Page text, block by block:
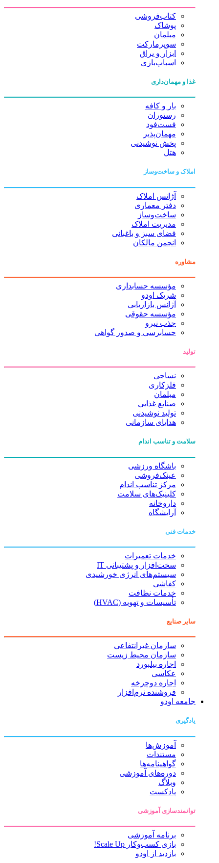
کتاب‌فروشی
پوشاک
مبلمان
سوپرمارکت
ابزار و یراق
اسباب‌بازی
غذا و مهمان‌داری
بار و کافه
رستوران
فست‌فود
مهمان‌پذیر
پخش نوشیدنی
هتل
املاک و ساخت‌وساز
آژانس املاک
دفتر معماری
ساخت‌وساز
مدیریت املاک
فضای سبز و باغبانی
انجمن مالکان
مشاوره
مؤسسه حسابداری
شریک اودو
آژانس بازاریابی
مؤسسه حقوقی
جذب نیرو
حسابرسی و صدور گواهی
تولید
نساجی
فلزکاری
مبلمان
صنایع غذایی
تولید نوشیدنی
هدایای سازمانی
سلامت و تناسب اندام
باشگاه ورزشی
عینک‌فروشی
مرکز تناسب اندام
کلینیک‌های سلامت
داروخانه
آرایشگاه
خدمات فنی
خدمات تعمیرات
سخت‌افزار و پشتیبانی IT
سیستم‌های انرژی خورشیدی
کفاشی
خدمات نظافت
تأسیسات و تهویه (HVAC)
سایر صنایع
سازمان غیرانتفاعی
سازمان محیط زیست
اجاره بیلبورد
عکاسی
اجاره دوچرخه
فروشنده نرم‌افزار
جامعه اودو
یادگیری
آموزش‌ها
مستندات
گواهینامه‌ها
دوره‌های آموزشی
وبلاگ
پادکست
توانمندسازی آموزشی
برنامه آموزشی
بازی کسب‌وکار Scale Up!
بازدید از اودو